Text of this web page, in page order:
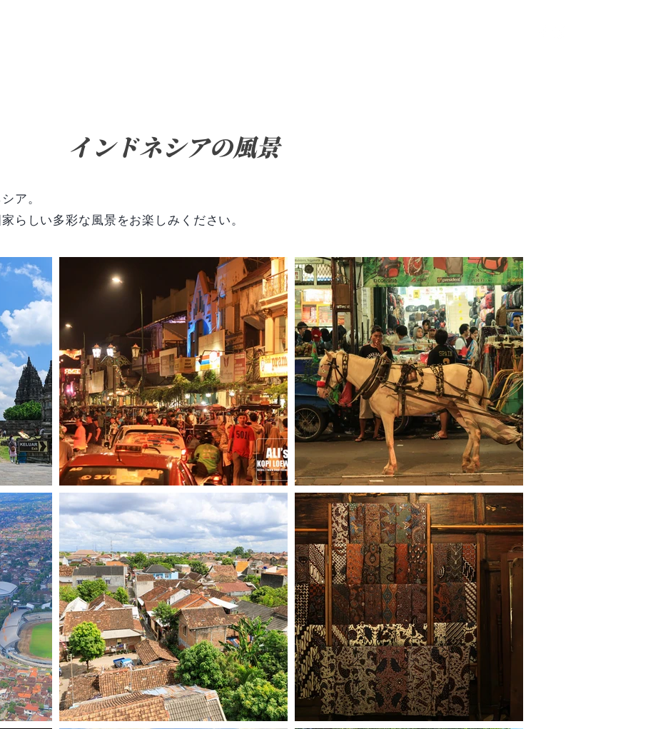
級コーヒー豆おすすめランキング」にアリズコピルアクが選出されました
インドネシアの風景
ア。
らしい多彩な風景をお楽しみください。